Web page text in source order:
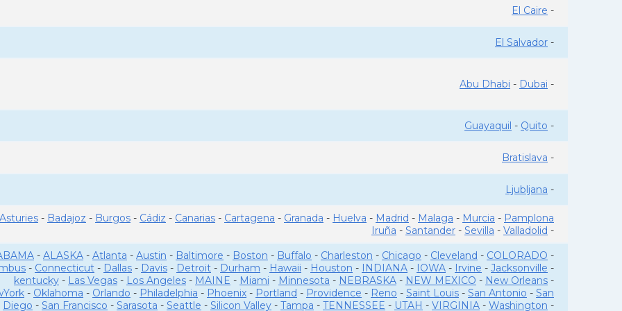
El Caire -
El Salvador -
Abu Dhabi - Dubai -
Guayaquil - Quito -
Bratislava -
Ljubljana -
Asturies - Badajoz - Burgos - Cádiz - Canarias - Cartagena - Granada - Huelva - Madrid - Malaga - Murcia - Pamplona
Iruña - Santander - Sevilla - Valladolid -
- ALASKA - Atlanta - Austin - Baltimore - Boston - Buffalo - Charleston - Chicago - Cleveland - COLORADO -
- Connecticut - Dallas - Davis - Detroit - Durham - Hawaii - Houston - INDIANA - IOWA - Irvine - Jacksonville -
kentucky - Las Vegas - Los Angeles - MAINE - Miami - Minnesota - NEBRASKA - NEW MEXICO - New Orleans -
- Oklahoma - Orlando - Philadelphia - Phoenix - Portland - Providence - Reno - Saint Louis - San Antonio - San
Diego - San Francisco - Sarasota - Seattle - Silicon Valley - Tampa - TENNESSEE - UTAH - VIRGINIA - Washington -